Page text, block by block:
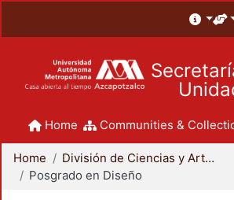
Home Communities &
Home
División de Ciencias y Artes para el Diseño
Posgrado en Diseño